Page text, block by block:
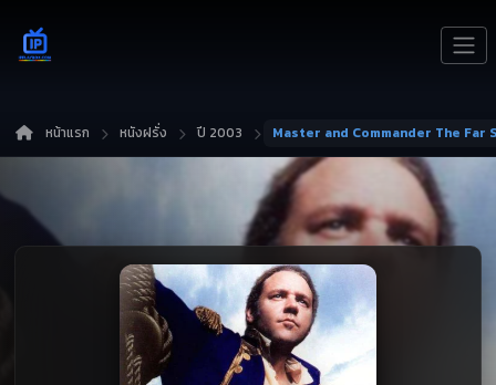
หน้าแรก หนังฝรั่ง ปี 2003